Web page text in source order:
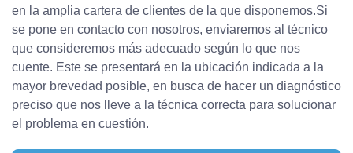
en la amplia cartera de clientes de la que disponemos.Si
se pone en contacto con nosotros, enviaremos al técnico
que consideremos más adecuado según lo que nos
cuente. Este se presentará en la ubicación indicada a la
mayor brevedad posible, en busca de hacer un diagnóstico
preciso que nos lleve a la técnica correcta para solucionar
el problema en cuestión.